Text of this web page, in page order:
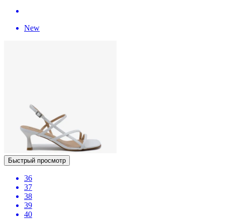
New
Быстрый просмотр
36
37
38
39
40